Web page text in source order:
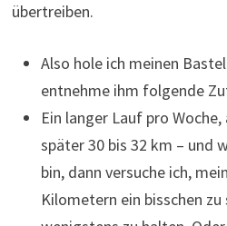
übertreiben.
Also hole ich meinen
entnehme ihm folgende
Ein langer Lauf pro
später 30 bis 32 km – und
bin, dann versuche ich,
Kilometern ein bisschen